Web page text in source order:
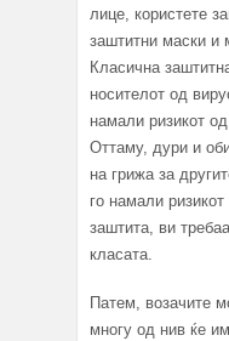
лице, користете
заштитни маски и
Класична
носителот од
намали ризикот
Оттаму, дури и
на грижа за
го намали
заштита, ви
класата.
Патем, возачите
многу од нив ќе